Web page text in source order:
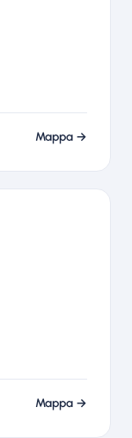
Mappa →
Mappa →